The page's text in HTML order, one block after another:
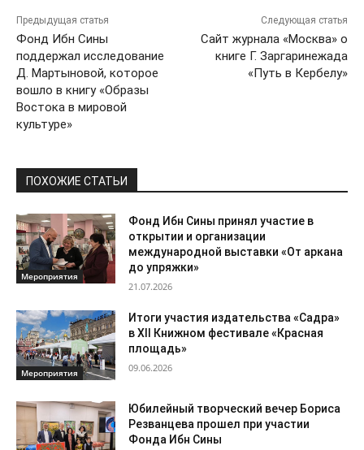
Предыдущая статья
Фонд Ибн Сины
поддержал исследование
Д. Мартыновой, которое
вошло в книгу «Образы
Востока в мировой
культуре»
Следующая статья
Сайт журнала «Москва» о
книге Г. Заргаринежада
«Путь в Кербелу»
ПОХОЖИЕ СТАТЬИ
Мероприятия
Фонд Ибн Сины принял участие в
открытии и организации
международной выставки «От аркана
до упряжки»
21.07.2026
Мероприятия
Итоги участия издательства «Садра»
в XII Книжном фестивале «Красная
площадь»
09.06.2026
Юбилейный творческий вечер Бориса
Резванцева прошел при участии
Фонда Ибн Сины